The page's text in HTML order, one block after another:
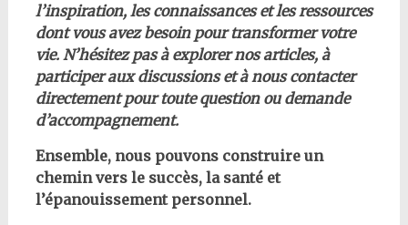
l’inspiration, les connaissances et les ressources
dont vous avez besoin pour transformer votre
vie. N’hésitez pas à explorer nos articles, à
participer aux discussions et à nous contacter
directement pour toute question ou demande
d’accompagnement.
Ensemble, nous pouvons construire un
chemin vers le succès, la santé et
l’épanouissement personnel.